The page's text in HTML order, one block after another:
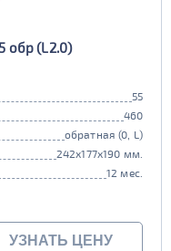
обр (L2.0)
55
460
обратная (0, L)
242x177x190 мм.
12 мес.
УЗНАТЬ ЦЕНУ